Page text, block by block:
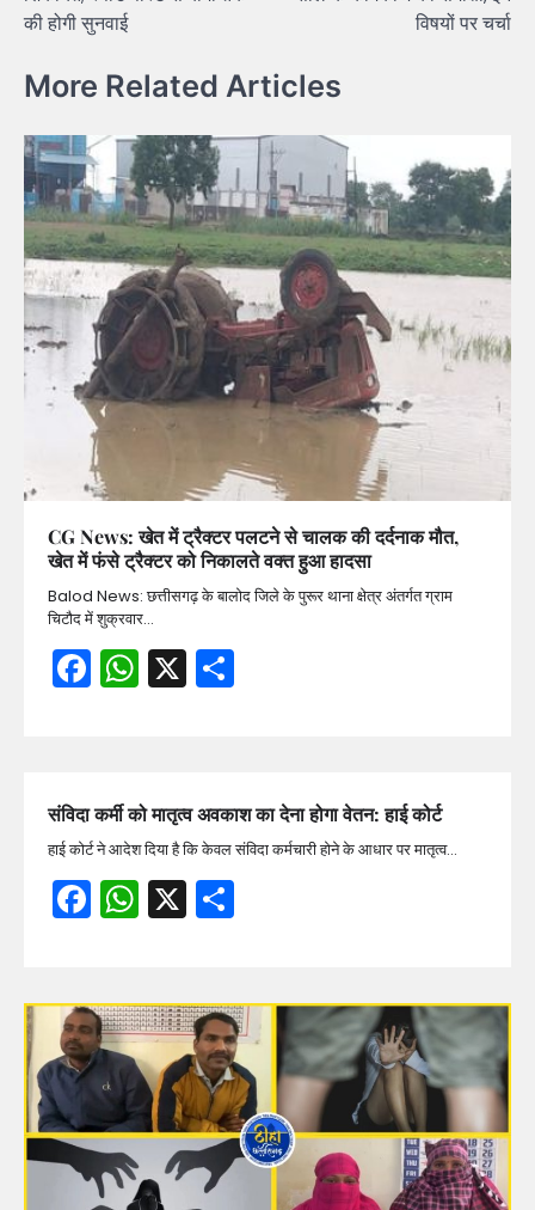
की होगी सुनवाई
विषयों पर चर्चा
More Related Articles
CG News: खेत में ट्रैक्टर पलटने से चालक की दर्दनाक मौत,
खेत में फंसे ट्रैक्टर को निकालते वक्त हुआ हादसा
Balod News: छत्तीसगढ़ के बालोद जिले के पुरूर थाना क्षेत्र अंतर्गत ग्राम
चिटौद में शुक्रवार…
Facebook
WhatsApp
X
संविदा कर्मी को मातृत्व अवकाश का देना होगा वेतन: हाई कोर्ट
हाई कोर्ट ने आदेश दिया है कि केवल संविदा कर्मचारी होने के आधार पर मातृत्व…
Facebook
WhatsApp
X